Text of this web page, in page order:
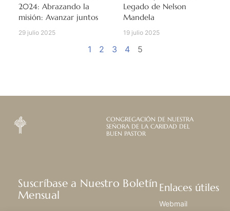
2024: Abrazando la
misión: Avanzar juntos
29 julio 2025
Legado de Nelson
Mandela
19 julio 2025
1 2 3 4 5
CONGREGACIÓN DE NUESTRA
SEÑORA DE LA CARIDAD DEL
BUEN PASTOR
Suscríbase a Nuestro Boletín
Mensual
Enlaces útiles
Webmail